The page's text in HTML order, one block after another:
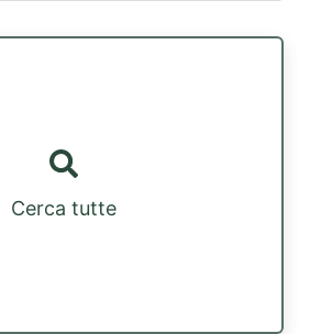
Cerca tutte